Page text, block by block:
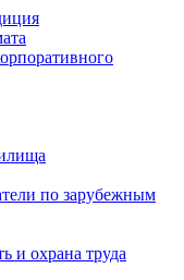
по зарубежным
и охрана труда